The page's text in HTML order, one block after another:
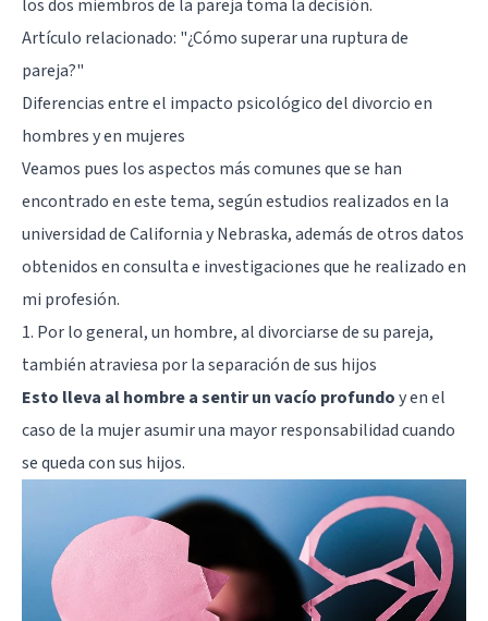
los dos miembros de la pareja toma la decisión.
Artículo relacionado: "¿Cómo superar una ruptura de
pareja?"
Diferencias entre el impacto psicológico del divorcio en
hombres y en mujeres
Veamos pues los aspectos más comunes que se han
encontrado en este tema, según estudios realizados en la
universidad de California y Nebraska, además de otros datos
obtenidos en consulta e investigaciones que he realizado en
mi profesión.
1. Por lo general, un hombre, al divorciarse de su pareja,
también atraviesa por la separación de sus hijos
Esto lleva al hombre a sentir un vacío profundoy en el
caso de la mujer asumir una mayor responsabilidad cuando
se queda con sus hijos.